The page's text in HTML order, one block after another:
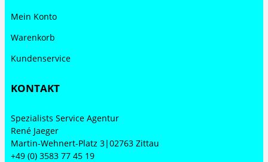
Mein Konto
Warenkorb
Kundenservice
KONTAKT
Spezialists Service Agentur
René Jaeger
Martin-Wehnert-Platz 3|02763 Zittau
+49 (0) 3583 77 45 19